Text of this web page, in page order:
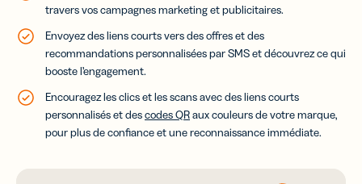
travers vos campagnes marketing et publicitaires.
Envoyez des liens courts vers des offres et des
recommandations personnalisées par SMS et découvrez ce qui
boostel’engagement.
Encouragez les clics et les scans avec des liens courts
personnalisés et descodes QRaux couleurs de votre marque,
pour plus de confiance et une reconnaissance immédiate.